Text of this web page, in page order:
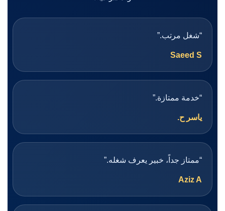
“شغل مرتب.”
Saeed S
“خدمة ممتازة.”
ياسر ح.
“ممتاز جداً، خبير يعرف شغله.”
Aziz A